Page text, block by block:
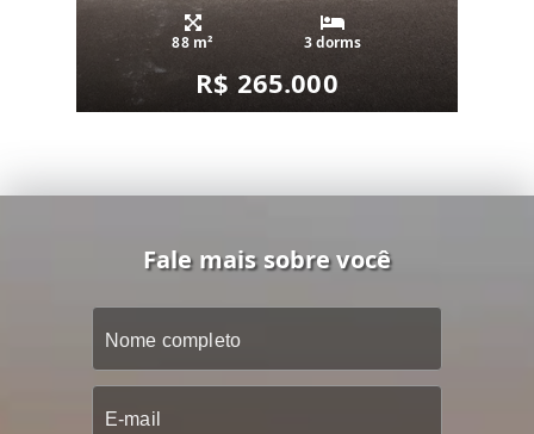
88 m² 3 dorms
R$ 265.000
Fale mais sobre você